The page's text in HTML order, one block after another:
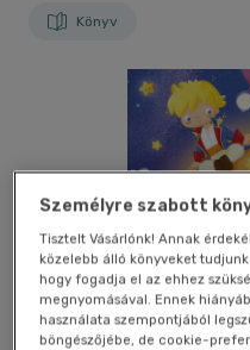
Könyv
Személyre szabott
Tisztelt Vásárlónk! Annak
közelebb álló könyveket
hogy fogadja el az ehhez
megnyomásával. Ennek
használata szempontjából
böngészőjébe, de cookie-